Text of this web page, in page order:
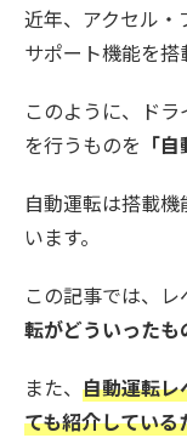
近年、アクセル
サポート機能を搭
このように、ド
を行うものを 「
自動運転は搭載
います。
この記事では、レ
転がどういった
また、 自動運転レ
ても紹介してい